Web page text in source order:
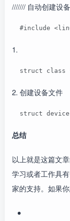
/////// 自动创建设
#include
1.
struct class
2. 创建设备文件
struct
总结
以上就是这篇文
学习或者工作具
家的支持。如果